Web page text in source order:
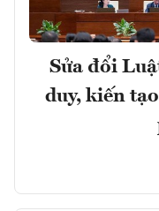
Sửa đổi
duy, kiến